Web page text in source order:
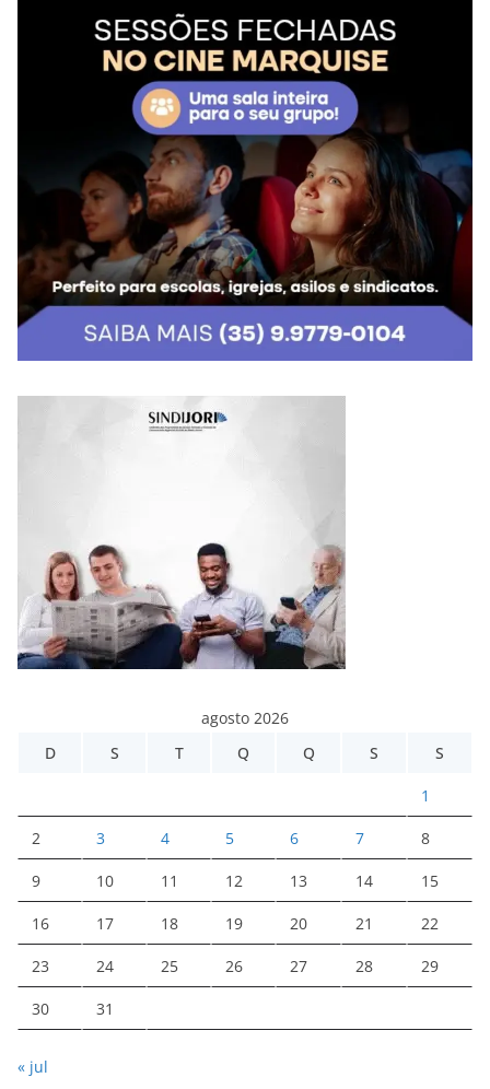
agosto 2026
D
S T Q Q S S
1
2 3 4 5 6 7 8
9 10 11 12 13 14 15
16 17 18 19 20 21 22
23 24 25 26 27 28 29
30 31
« jul